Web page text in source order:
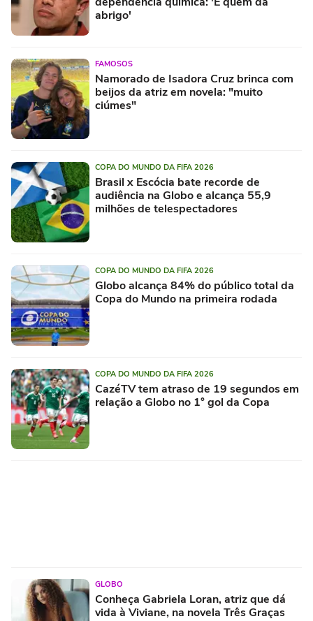
abrigo'
FAMOSOS
Namorado de Isadora Cruz brinca com
beijos da atriz em novela: "muito
ciúmes"
COPA DO MUNDO DA FIFA 2026
Brasil x Escócia bate recorde de
audiência na Globo e alcança 55,9
milhões de telespectadores
COPA DO MUNDO DA FIFA 2026
Globo alcança 84% do público total da
Copa do Mundo na primeira rodada
COPA DO MUNDO DA FIFA 2026
CazéTV tem atraso de 19 segundos em
relação a Globo no 1° gol da Copa
GLOBO
Conheça Gabriela Loran, atriz que dá
vida à Viviane, na novela Três Graças